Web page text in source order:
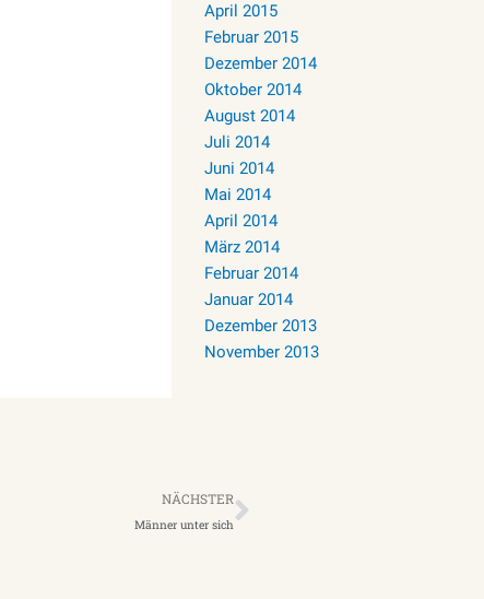
April 2015
Februar 2015
Dezember 2014
Oktober 2014
August 2014
Juli 2014
Juni 2014
Mai 2014
April 2014
März 2014
Februar 2014
Januar 2014
Dezember 2013
November 2013
NÄCHSTER
Männer unter sich
Nächster